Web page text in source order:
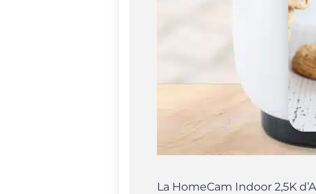
La HomeCam Indoor 2,5K